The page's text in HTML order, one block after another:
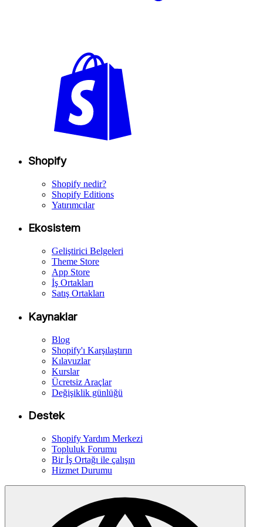
Shopify
Shopify nedir?
Shopify Editions
Yatırımcılar
Ekosistem
Geliştirici Belgeleri
Theme Store
App Store
İş Ortakları
Satış Ortakları
Kaynaklar
Blog
Shopify'ı Karşılaştırın
Kılavuzlar
Kurslar
Ücretsiz Araçlar
Değişiklik günlüğü
Destek
Shopify Yardım Merkezi
Topluluk Forumu
Bir İş Ortağı ile çalışın
Hizmet Durumu